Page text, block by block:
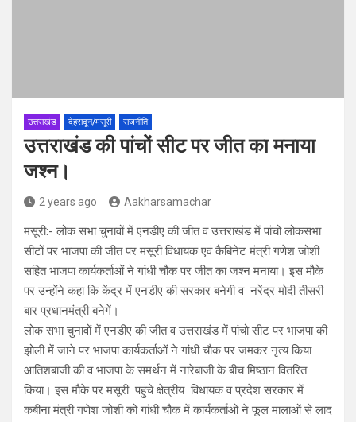
उत्तराखंड देहरादून/मसूरी राजनीति
उत्तराखंड की पांचों सीट पर जीत का मनाया
जश्न।
2 years ago Aakharsamachar
मसूरी:- लोक सभा चुनावों में एनडीए की जीत व उत्तराखंड में पांचो लोकसभा
सीटों पर भाजपा की जीत पर मसूरी विधायक एवं कैबिनेट मंत्री गणेश जोशी
सहित भाजपा कार्यकर्ताओं ने गांधी चौक पर जीत का जश्न मनाया। इस मौके
पर उन्होंने कहा कि केंद्र में एनडीए की सरकार बनेगी व नरेंद्र मोदी तीसरी
बार प्रधानमंत्री बनेगें।
लोक सभा चुनावों में एनडीए की जीत व उत्तराखंड में पांचो सीट पर भाजपा की
झोली में जाने पर भाजपा कार्यकर्ताओं ने गांधी चौक पर जमकर नृत्य किया
आतिशबाजी की व भाजपा के समर्थन में नारेबाजी के बीच मिष्ठान वितरित
किया। इस मौके पर मसूरी पहुंचे क्षेत्रीय विधायक व प्रदेश सरकार में
कबीना मंत्री गणेश जोशी को गांधी चौक में कार्यकर्ताओं ने फूल मालाओं से लाद